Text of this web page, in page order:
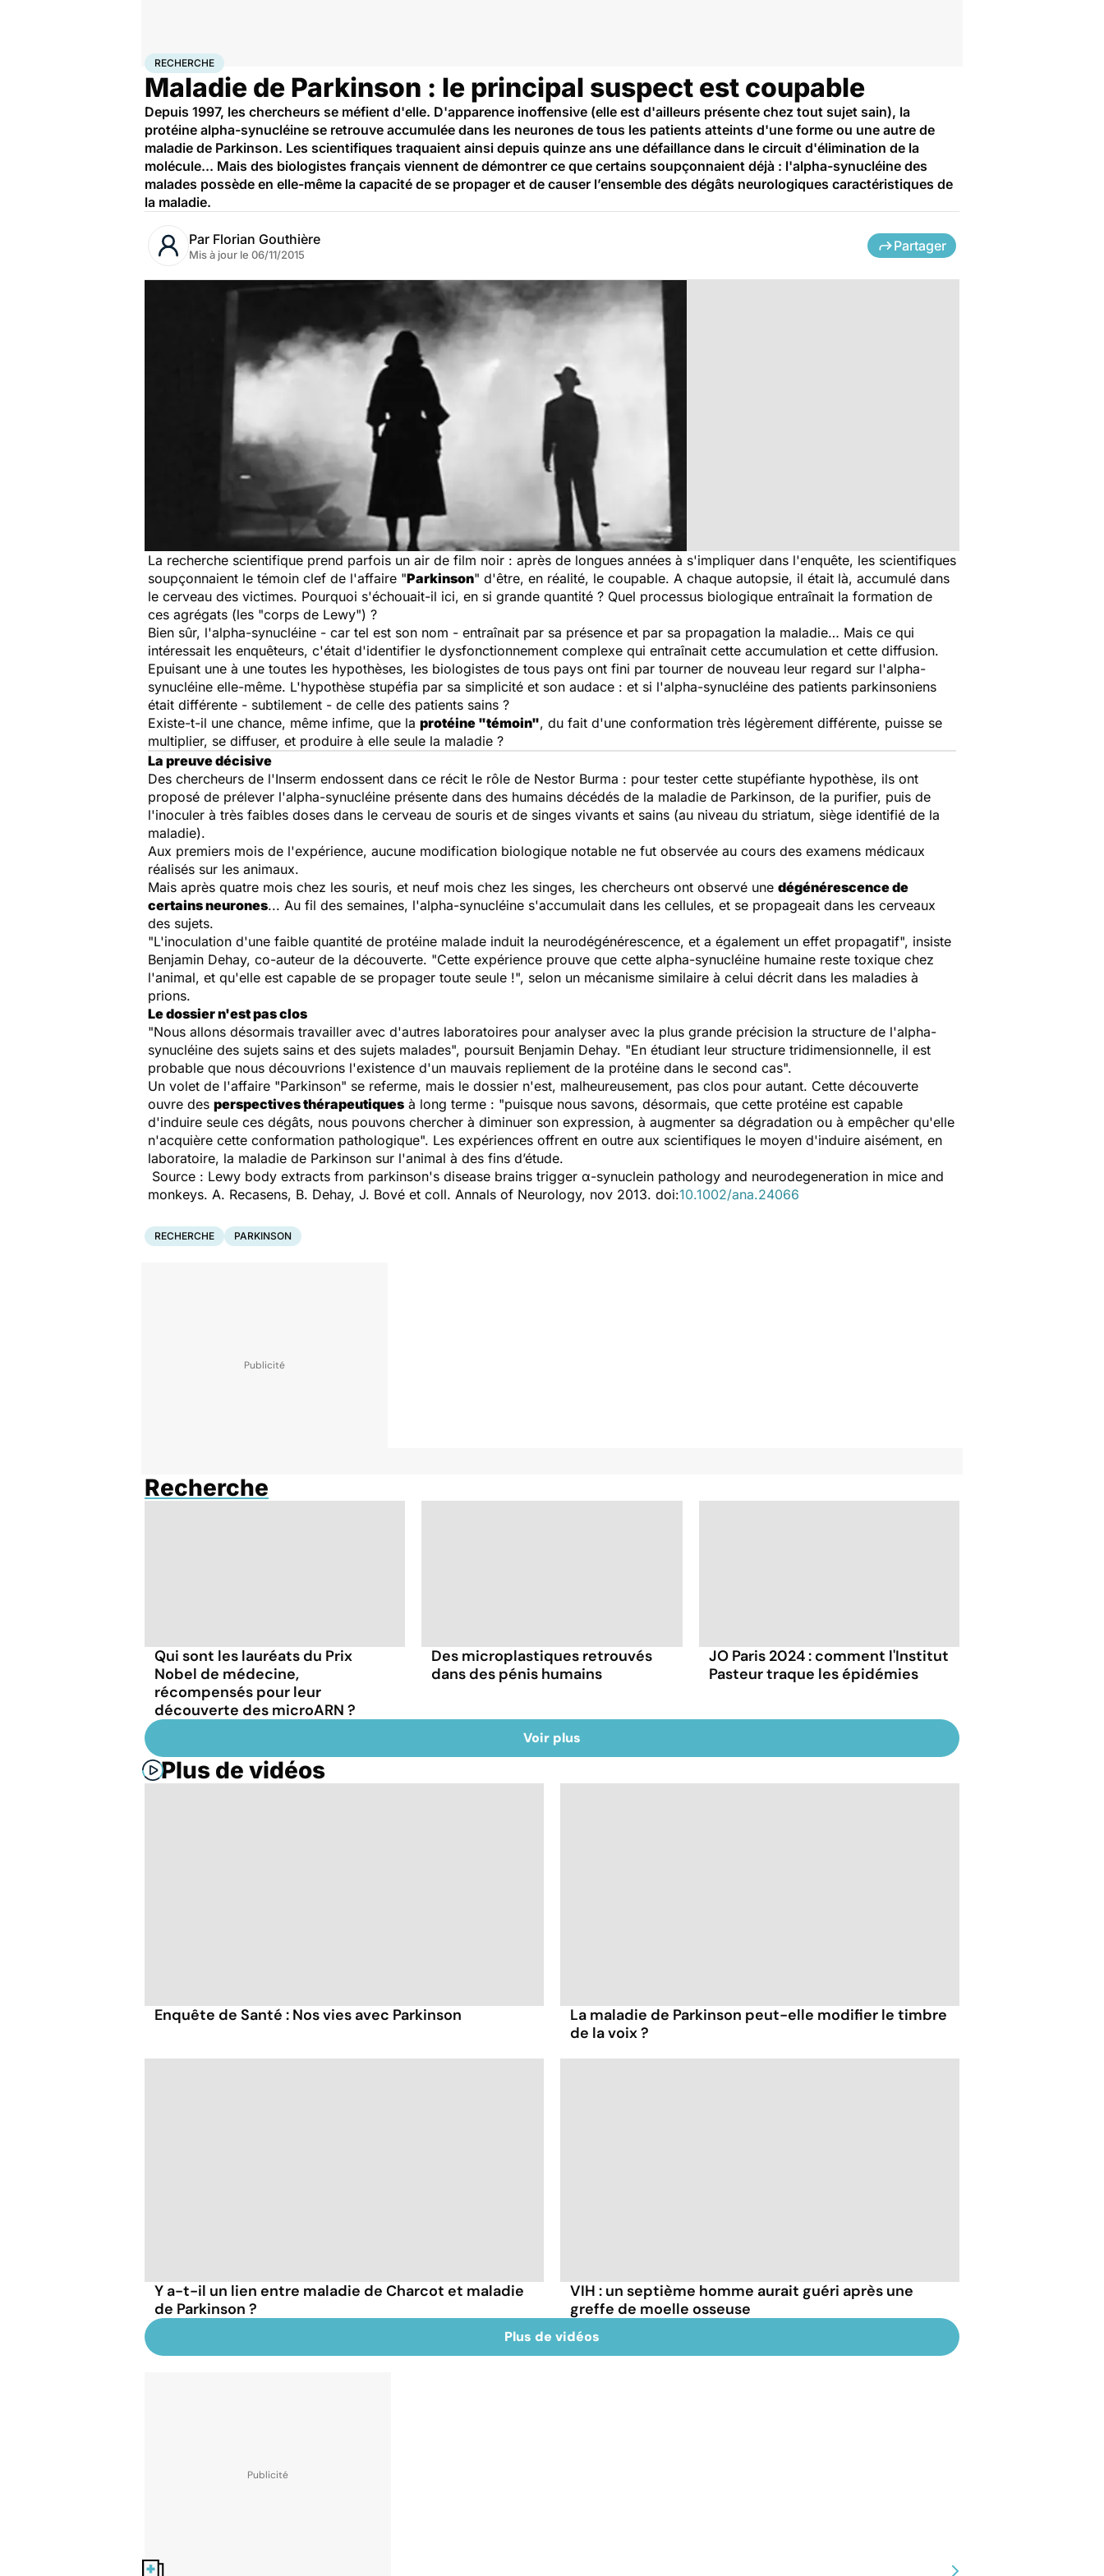
AccueilSantéMaladies
RECHERCHE
Maladie de Parkinson : le principal suspect est coupable
Depuis 1997, les chercheurs se méfient d'elle. D'apparence inoffensive (elle est d'ailleurs présente chez tout sujet sain), la
protéine alpha-synucléine se retrouve accumulée dans les neurones de tous les patients atteints d'une forme ou une autre de
maladie de Parkinson. Les scientifiques traquaient ainsi depuis quinze ans une défaillance dans le circuit d'élimination de la
molécule... Mais des biologistes français viennent de démontrer ce que certains soupçonnaient déjà : l'alpha-synucléine des
malades possède en elle-même la capacité de se propager et de causer l’ensemble des dégâts neurologiques caractéristiques de
la maladie.
Par Florian Gouthière
Mis à jour le 06/11/2015
Partager
La recherche scientifique prend parfois un air de film noir : après de longues années à s'impliquer dans l'enquête, les scientifiques
soupçonnaient le témoin clef de l'affaire "Parkinson" d'être, en réalité, le coupable. A chaque autopsie, il était là, accumulé dans
le cerveau des victimes. Pourquoi s'échouait-il ici, en si grande quantité ? Quel processus biologique entraînait la formation de
ces agrégats (les "corps de Lewy") ?
Bien sûr, l'alpha-synucléine - car tel est son nom - entraînait par sa présence et par sa propagation la maladie… Mais ce qui
intéressait les enquêteurs, c'était d'identifier le dysfonctionnement complexe qui entraînait cette accumulation et cette diffusion.
Epuisant une à une toutes les hypothèses, les biologistes de tous pays ont fini par tourner de nouveau leur regard sur l'alpha-
synucléine elle-même. L'hypothèse stupéfia par sa simplicité et son audace : et si l'alpha-synucléine des patients parkinsoniens
était différente - subtilement - de celle des patients sains ?
Existe-t-il une chance, même infime, que la protéine "témoin", du fait d'une conformation très légèrement différente, puisse se
multiplier, se diffuser, et produire à elle seule la maladie ?
La preuve décisive
Des chercheurs de l'Inserm endossent dans ce récit le rôle de Nestor Burma : pour tester cette stupéfiante hypothèse, ils ont
proposé de prélever l'alpha-synucléine présente dans des humains décédés de la maladie de Parkinson, de la purifier, puis de
l'inoculer à très faibles doses dans le cerveau de souris et de singes vivants et sains (au niveau du striatum, siège identifié de la
maladie).
Aux premiers mois de l'expérience, aucune modification biologique notable ne fut observée au cours des examens médicaux
réalisés sur les animaux.
Mais après quatre mois chez les souris, et neuf mois chez les singes, les chercheurs ont observé une dégénérescence de
certains neurones... Au fil des semaines, l'alpha-synucléine s'accumulait dans les cellules, et se propageait dans les cerveaux
des sujets.
"L'inoculation d'une faible quantité de protéine malade induit la neurodégénérescence, et a également un effet propagatif", insiste
Benjamin Dehay, co-auteur de la découverte. "Cette expérience prouve que cette alpha-synucléine humaine reste toxique chez
l'animal, et qu'elle est capable de se propager toute seule !", selon un mécanisme similaire à celui décrit dans les maladies à
prions.
Le dossier n'est pas clos
"Nous allons désormais travailler avec d'autres laboratoires pour analyser avec la plus grande précision la structure de l'alpha-
synucléine des sujets sains et des sujets malades", poursuit Benjamin Dehay. "En étudiant leur structure tridimensionnelle, il est
probable que nous découvrions l'existence d'un mauvais repliement de la protéine dans le second cas".
Un volet de l'affaire "Parkinson" se referme, mais le dossier n'est, malheureusement, pas clos pour autant. Cette découverte
ouvre des perspectives thérapeutiques à long terme : "puisque nous savons, désormais, que cette protéine est capable
d'induire seule ces dégâts, nous pouvons chercher à diminuer son expression, à augmenter sa dégradation ou à empêcher qu'elle
n'acquière cette conformation pathologique". Les expériences offrent en outre aux scientifiques le moyen d'induire aisément, en
laboratoire, la maladie de Parkinson sur l'animal à des fins d’étude.
Source : Lewy body extracts from parkinson's disease brains trigger α-synuclein pathology and neurodegeneration in mice and
monkeys. A. Recasens, B. Dehay, J. Bové et coll. Annals of Neurology, nov 2013. doi:10.1002/ana.24066
RECHERCHE PARKINSON
Recherche
Qui sont les lauréats du Prix
Nobel de médecine,
récompensés pour leur
découverte des microARN ?
Des microplastiques retrouvés
dans des pénis humains
JO Paris 2024 : comment l'Institut
Pasteur traque les épidémies
Voir plus
Plus de vidéos
Enquête de Santé : Nos vies avec Parkinson
La maladie de Parkinson peut-elle modifier le timbre
de la voix ?
Y a-t-il un lien entre maladie de Charcot et maladie
de Parkinson ?
VIH : un septième homme aurait guéri après une
greffe de moelle osseuse
Plus de vidéos